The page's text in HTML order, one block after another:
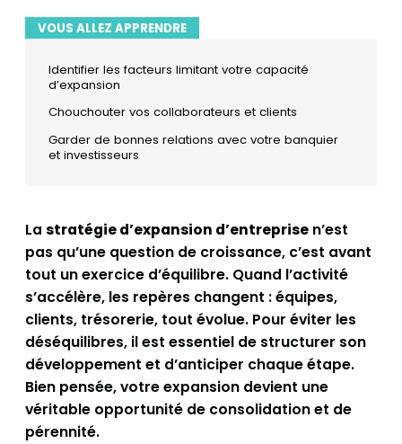
VOUS ALLEZ APPRENDRE
Identifier les facteurs limitant votre capacité
d’expansion
Chouchouter vos collaborateurs et clients
Garder de bonnes relations avec votre banquier
et investisseurs
La stratégie d’expansion d’entreprise n’est
pas qu’une question de croissance, c’est avant
tout un exercice d’équilibre. Quand l’activité
s’accélère, les repères changent : équipes,
clients, trésorerie, tout évolue. Pour éviter les
déséquilibres, il est essentiel de structurer son
développement et d’anticiper chaque étape.
Bien pensée, votre expansion devient une
véritable opportunité de consolidation et de
pérennité.